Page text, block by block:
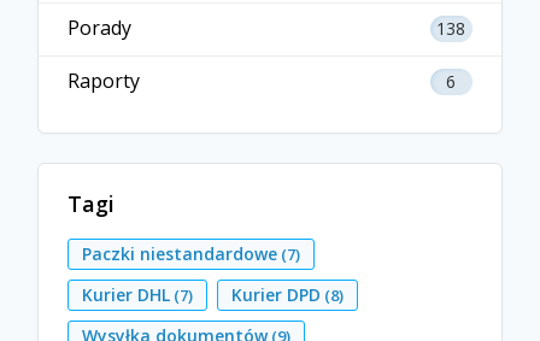
Porady 138
Raporty 6
Tagi
Paczki niestandardowe (7)
Kurier DHL (7) Kurier DPD (8)
Wysyłka dokumentów(9)